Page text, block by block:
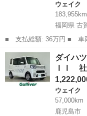
ウェイク
183,955km
福岡県 古
■ 支払総額: 36万円 ■ 車両本体価格： 330,000 円 ■ メーカー
名： ダイハツ ■ 車種名
ＩＩ ドライブレコーダ
ドドア ナビ Ｔ...
福岡 古賀市 ウェ
ダイハ
ＩＩ
ウェイク
57,000km
鹿児島市